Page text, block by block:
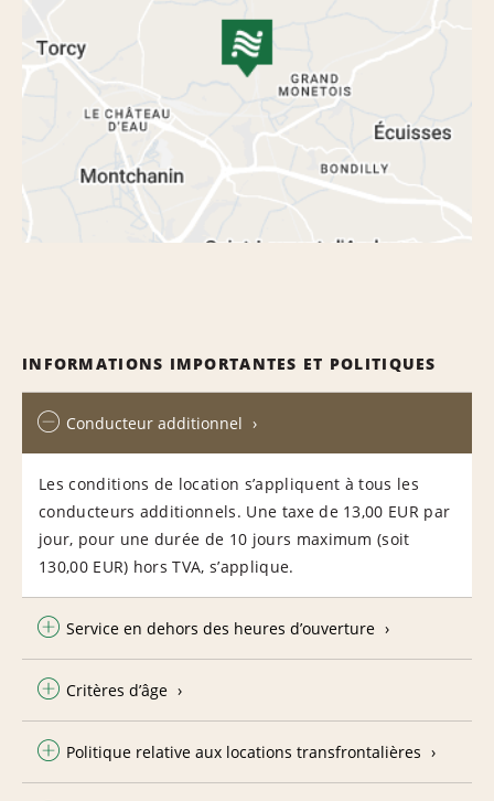
INFORMATIONS IMPORTANTES ET POLITIQUES
Conducteur additionnel
Les conditions de location s’appliquent à tous les
conducteurs additionnels. Une taxe de 13,00 EUR par
jour, pour une durée de 10 jours maximum (soit
130,00 EUR) hors TVA, s’applique.
Service en dehors des heures d’ouverture
Critères d’âge
Politique relative aux locations transfrontalières